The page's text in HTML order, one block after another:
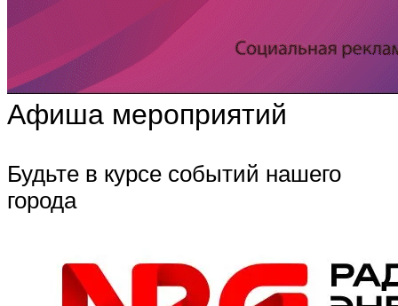
Афиша мероприятий
Будьте в курсе событий нашего
города